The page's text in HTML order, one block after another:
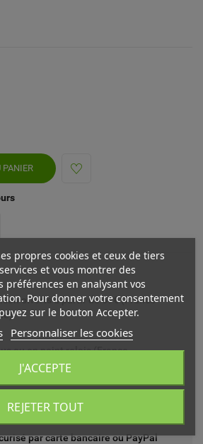
PANIER
offerts à partir de 69€ (France
ou en point relais (France
possible sous 14 jours
par carte bancaire ou PayPal
propres cookies et ceux de tiers
et vous montrer des
préférences en analysant vos
Pour donner votre consentement
sur le bouton Accepter.
Personnaliser les cookies
REJETER TOUT
J'ACCEPTE